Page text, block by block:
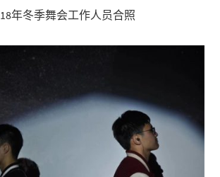
年冬季舞会工作人员合照